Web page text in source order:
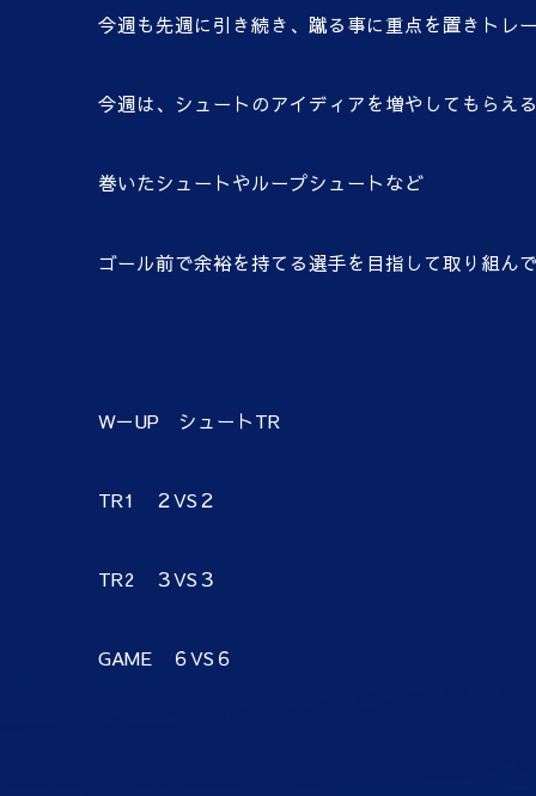
今週も先週に引き続き、蹴る事に重点を置きトレ
今週は、シュートのアイディアを増やしてもらえ
巻いたシュートやループシュートなど
ゴール前で余裕を持てる選手を目指して取り組ん
W－UP シュートTR
TR1 ２VS２
TR2 ３VS３
GAME ６VS６